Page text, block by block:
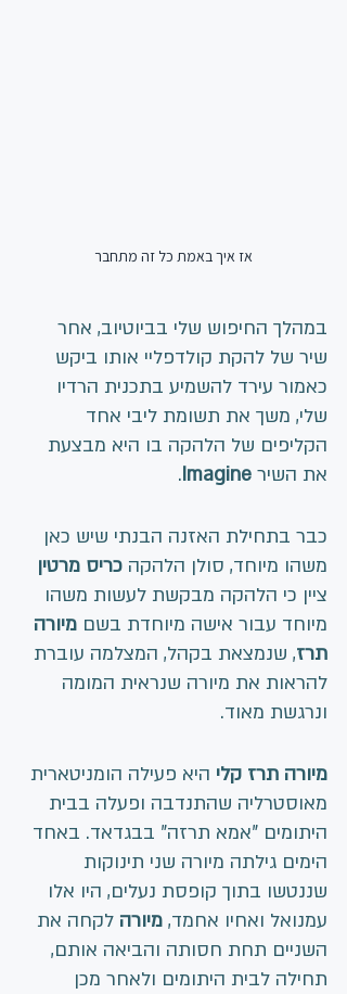
אז איך באמת כל זה מתחבר
במהלך החיפוש שלי בביוטיוב, אחר
שיר של להקת קולדפליי אותו ביקש
כאמור עירד להשמיע בתכנית הרדיו
שלי, משך את תשומת ליבי אחד
הקליפים של הלהקה בו היא מבצעת
את השיר Imagine
.
כבר בתחילת האזנה הבנתי שיש כאן
משהו מיוחד, סולן הלהקה כריס מרטין
ציין כי הלהקה מבקשת לעשות משהו
מיוחד עבור אישה מיוחדת בשם מיורה
תרז, שנמצאת בקהל, המצלמה עוברת
להראות את מיורה שנראית המומה
ונרגשת מאוד.
מיורה תרז קלי היא פעילה הומניטארית
מאוסטרליה שהתנדבה ופעלה בבית
היתומים "אמא תרזה" בבגדאד. באחד
הימים גילתה מיורה שני תינוקות
שננטשו בתוך קופסת נעלים, היו אלו
עמנואל ואחיו אחמד, מיורה לקחה את
השניים תחת חסותה והביאה אותם,
תחילה לבית היתומים ולאחר מכן